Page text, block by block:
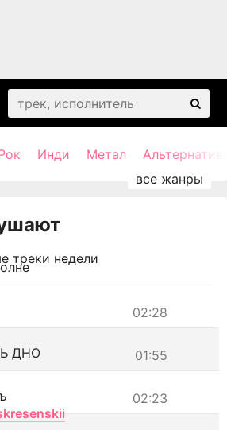
Инди Метал
треки недели
02:28
01:55
ДНО
02:23